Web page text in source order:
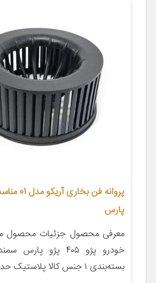
پروانه فن
پارس
معرفی محصول جزئیات محصول
خودرو پژو ۴۰۵ پژو
بسته‌بندی ۱ جنس کالا پلاستیک حداکثر […]